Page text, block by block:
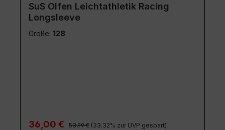
SuS Olfen Leichtathletik Racing
Longsleeve
Größe: 128
Verkaufspreis:
36,00 € Regulärer Preis:
53,99 € (33.32% zur UVP gespart)